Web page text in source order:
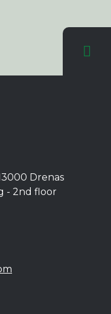
Drenas
- 2nd floor